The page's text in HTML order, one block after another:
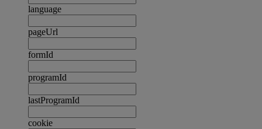
language
pageUrl
formId
programId
lastProgramId
cookie